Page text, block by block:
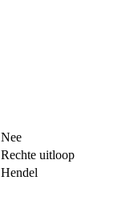
Nee
Rechte uitloop
Hendel